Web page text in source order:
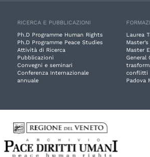
RICERCA E PUBBLICAZIONI
Ph.D Programme Human Rights
Ph.D Programme Peace Studies
Attività di Ricerca
Pubblicazioni
Convegni e seminari
Conferenza Internazionale
annuale
Laurea
Master
General
conflitti
Padova